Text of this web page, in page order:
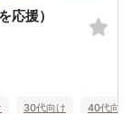
応援）
30代向け 40代向け